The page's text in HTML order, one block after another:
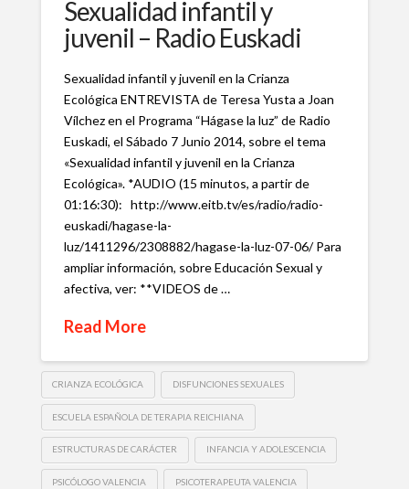
Sexualidad infantil y
juvenil – Radio Euskadi
Sexualidad infantil y juvenil en la Crianza
Ecológica ENTREVISTA de Teresa Yusta a Joan
Vílchez en el Programa “Hágase la luz” de Radio
Euskadi, el Sábado 7 Junio 2014, sobre el tema
«Sexualidad infantil y juvenil en la Crianza
Ecológica». *AUDIO (15 minutos, a partir de
01:16:30): http://www.eitb.tv/es/radio/radio-
euskadi/hagase-la-
luz/1411296/2308882/hagase-la-luz-07-06/ Para
ampliar información, sobre Educación Sexual y
afectiva, ver: **VIDEOS de …
Read More
CRIANZA ECOLÓGICA DISFUNCIONES SEXUALES
ESCUELA ESPAÑOLA DE TERAPIA REICHIANA
ESTRUCTURAS DE CARÁCTER INFANCIA Y ADOLESCENCIA
PSICÓLOGO VALENCIA PSICOTERAPEUTA VALENCIA